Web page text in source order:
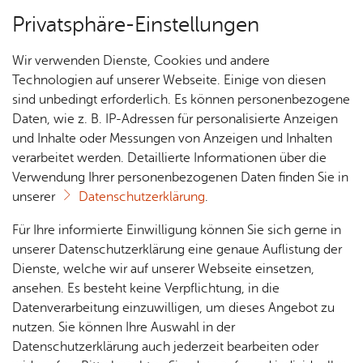
Über­sicht Bür­ger & Stadt
Rat­
haus &
Bür­
ger­
ser­vice
Rat­
häu­ser
Nach­
rich­
ten,
Vi­de­os
& Bil­
der
Me­di­
Jobs
Stel­
len­an­
ge­bo­te
Aus­bil­
dung &
Stu­di­
Bauen
& Um­
welt
Geo­
da­ten
Ge­
sund­
heit &
kum
Ver­an­stal­tungs­tipps
Oops, an error oc­cur­red! Re­quest: 7a2824f5f2564
Stadt Fried­richs­ha­fen
Ade­nau­er­platz 1
88045 Fried­richs­ha­fen
Tel. +49 7541 203-0
oder Ser­vice­num­mer 115
Kon­takt­for­mu­lar
Privatsphäre-Einstellungen
Wir verwenden Dienste, Cookies und andere
Technologien auf unserer Webseite. Einige von diesen
sind unbedingt erforderlich. Es können personenbezogene
Daten, wie z. B. IP-Adressen für personalisierte Anzeigen
und Inhalte oder Messungen von Anzeigen und Inhalten
verarbeitet werden. Detaillierte Informationen über die
Verwendung Ihrer personenbezogenen Daten finden Sie in
unserer
Datenschutzerklärung.
Für Ihre informierte Einwilligung können Sie sich gerne in
unserer Datenschutzerklärung eine genaue Auflistung der
Dienste, welche wir auf unserer Webseite einsetzen,
ansehen. Es besteht keine Verpflichtung, in die
Datenverarbeitung einzuwilligen, um dieses Angebot zu
nutzen. Sie können Ihre Auswahl in der
Datenschutzerklärung auch jederzeit bearbeiten oder